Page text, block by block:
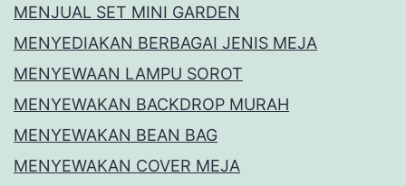
MENJUAL SET MINI GARDEN
MENYEDIAKAN BERBAGAI JENIS MEJA
MENYEWAAN LAMPU SOROT
MENYEWAKAN BACKDROP MURAH
MENYEWAKAN BEAN BAG
MENYEWAKAN COVER MEJA